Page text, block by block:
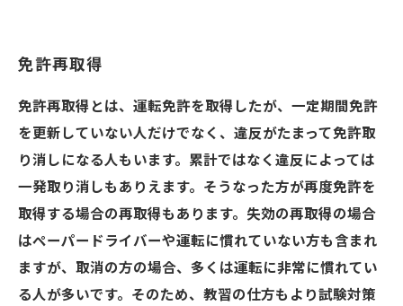
免許再取得
免許再取得とは、運転免許を取得したが、一定期間免許
を更新していない人だけでなく、違反がたまって免許取
り消しになる人もいます。累計ではなく違反によっては
一発取り消しもありえます。そうなった方が再度免許を
取得する場合の再取得もあります。失効の再取得の場合
はペーパードライバーや運転に慣れていない方も含まれ
ますが、取消の方の場合、多くは運転に非常に慣れてい
る人が多いです。そのため、教習の仕方もより試験対策